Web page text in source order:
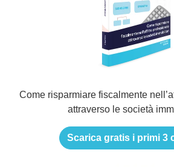
Come risparmiare fiscalmente
attraverso le società
Scarica gratis i primi 3